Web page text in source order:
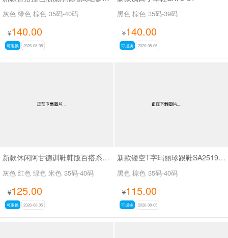
灰色 绿色 棕色 35码-40码
¥140.00
可退换 2026-08-05
黑色 棕色 35码-39码
¥140.00
可退换 2026-08-05
新款休闲阿甘德训鞋韩版百搭系带薄底休闲鞋SA1883
灰色 红色 绿色 米色 35码-40码
¥125.00
可退换 2026-08-05
新款镂空T字玛丽珍跟鞋SA2519-65
黑色 棕色 35码-40码
¥115.00
可退换 2026-08-05